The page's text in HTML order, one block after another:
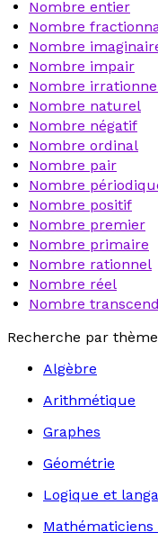
Nombre entier
Nombre
Nombre
Nombre impair
Nombre
Nombre naturel
Nombre négatif
Nombre ordinal
Nombre pair
Nombre
Nombre positif
Nombre premier
Nombre primaire
Nombre rationnel
Nombre réel
Nombre
Recherche par thème
Algèbre
Arithmétique
Graphes
Géométrie
Logique et